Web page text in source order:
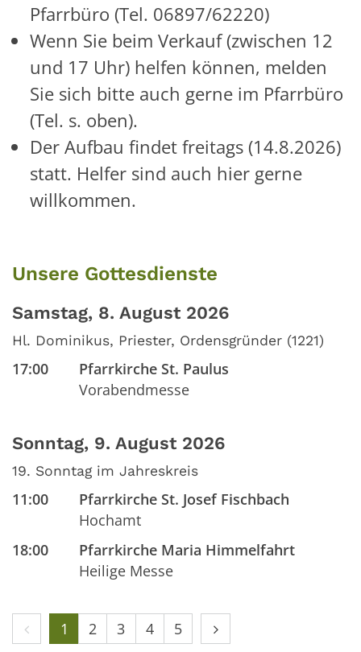
Pfarrbüro (Tel. 06897/62220)
Wenn Sie beim Verkauf (zwischen 12
und 17 Uhr) helfen können, melden
Sie sich bitte auch gerne im Pfarrbüro
(Tel. s. oben).
Der Aufbau findet freitags (14.8.2026)
statt. Helfer sind auch hier gerne
willkommen.
Unsere Gottesdienste
Samstag, 8. August 2026
Hl. Dominikus, Priester, Ordensgründer (1221)
17:00
Pfarrkirche St. Paulus
Vorabendmesse
Sonntag, 9. August 2026
19. Sonntag im Jahreskreis
11:00
Pfarrkirche St. Josef Fischbach
Hochamt
18:00
Pfarrkirche Maria Himmelfahrt
Heilige Messe
Vorherige Seite
1 2 3 4 5 Nächste Seite